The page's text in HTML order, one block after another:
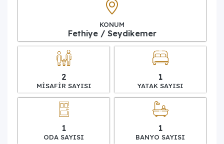
KONUM
Fethiye / Seydikemer
2
MISAFIR SAYISI
1
YATAK SAYISI
1
ODA SAYISI
1
BANYO SAYISI